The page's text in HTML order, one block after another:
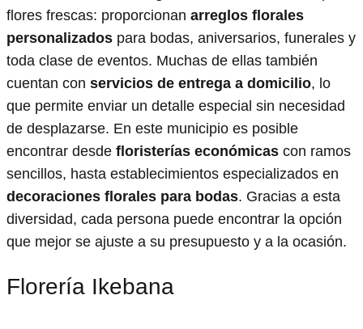
flores frescas: proporcionan arreglos florales
personalizados para bodas, aniversarios, funerales y
toda clase de eventos. Muchas de ellas también
cuentan con servicios de entrega a domicilio, lo
que permite enviar un detalle especial sin necesidad
de desplazarse. En este municipio es posible
encontrar desde floristerías económicas con ramos
sencillos, hasta establecimientos especializados en
decoraciones florales para bodas. Gracias a esta
diversidad, cada persona puede encontrar la opción
que mejor se ajuste a su presupuesto y a la ocasión.
Florería Ikebana